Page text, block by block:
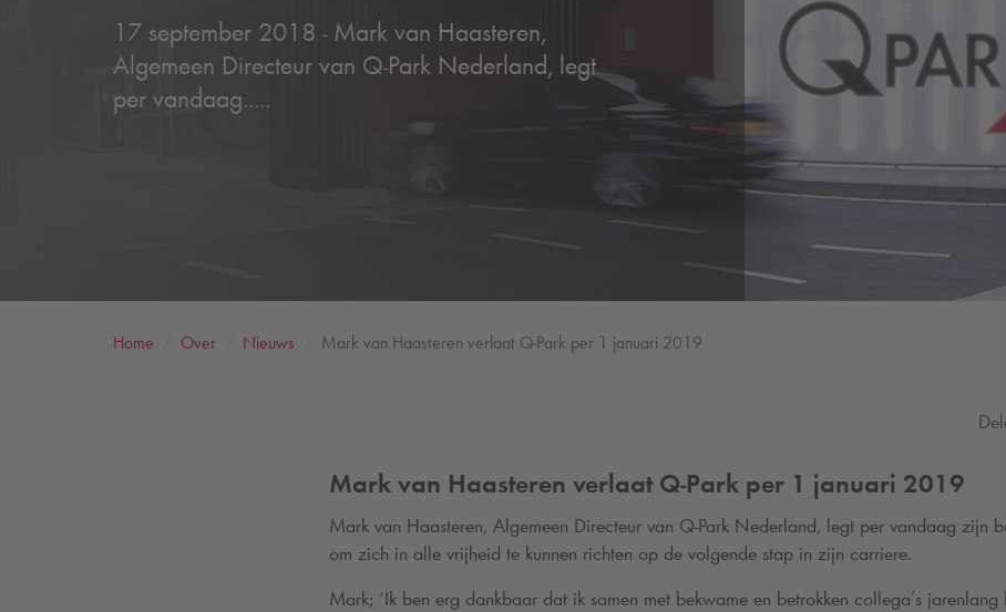
17 september 2018 - Mark van Haasteren,
Algemeen Directeur van Q-Park Nederland, legt
per vandaag.....
Home Over Nieuws Mark van Haasteren verlaat Q-Park per 1 januari 2019
Mark van Haasteren verlaat Q-Park per 1 januari 2019
Mark van Haasteren, Algemeen Directeur van Q-Park Nederland, legt per vandaag zijn
om zich in alle vrijheid te kunnen richten op de volgende stap in zijn carriere.
Mark; ‘Ik ben erg dankbaar dat ik samen met bekwame en betrokken collega’s jarenlang